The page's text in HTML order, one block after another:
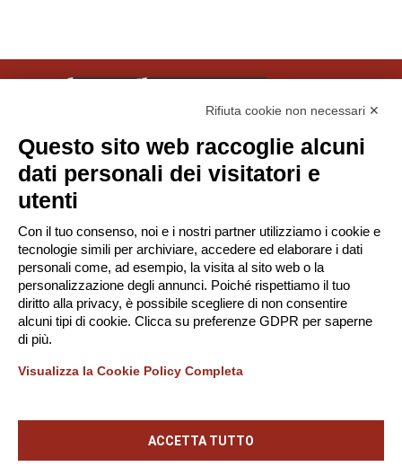
© Tinexta Innovation Hub S.p.A. 2026
P. IVA 02182620357
Società soggetta alla Direzione e Coordinamento di
Tinexta S.p.A.
Privacy Policy - Gestione Cookie
Rifiuta cookie non necessari ✕
Questo sito web raccoglie alcuni
dati personali dei visitatori e
utenti
Con il tuo consenso, noi e i nostri partner utilizziamo i cookie e
tecnologie simili per archiviare, accedere ed elaborare i dati
personali come, ad esempio, la visita al sito web o la
personalizzazione degli annunci. Poiché rispettiamo il tuo
diritto alla privacy, è possibile scegliere di non consentire
alcuni tipi di cookie. Clicca su preferenze GDPR per saperne
di più.
Visualizza la Cookie Policy Completa
ACCETTA TUTTO